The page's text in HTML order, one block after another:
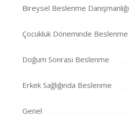
Bireysel Beslenme Danışmanlığı
Çocukluk Döneminde Beslenme
Doğum Sonrası Beslenme
Erkek Sağlığında Beslenme
Genel